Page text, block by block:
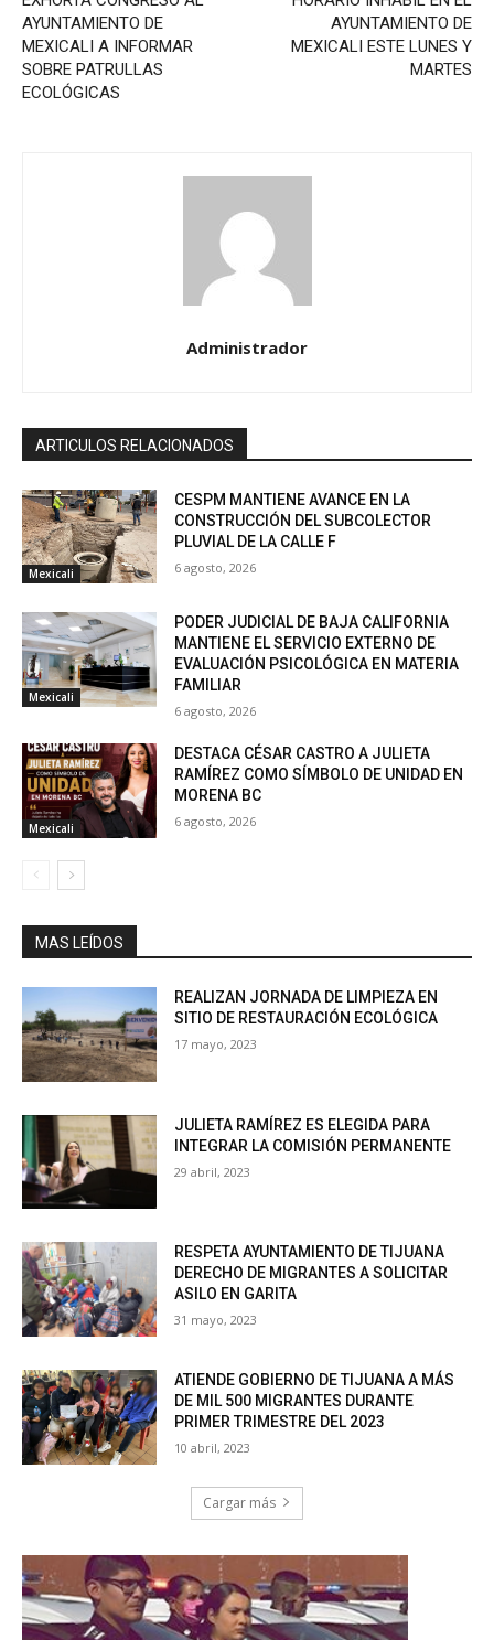
AYUNTAMIENTO DE
MEXICALI A INFORMAR
SOBRE PATRULLAS
ECOLÓGICAS
AYUNTAMIENTO DE
MEXICALI ESTE LUNES Y
MARTES
Administrador
ARTICULOS RELACIONADOS
Mexicali
CESPM MANTIENE AVANCE EN LA
CONSTRUCCIÓN DEL SUBCOLECTOR
PLUVIAL DE LA CALLE F
6 agosto, 2026
Mexicali
PODER JUDICIAL DE BAJA CALIFORNIA
MANTIENE EL SERVICIO EXTERNO DE
EVALUACIÓN PSICOLÓGICA EN MATERIA
FAMILIAR
6 agosto, 2026
Mexicali
DESTACA CÉSAR CASTRO A JULIETA
RAMÍREZ COMO SÍMBOLO DE UNIDAD EN
MORENA BC
6 agosto, 2026
MAS LEÍDOS
REALIZAN JORNADA DE LIMPIEZA EN
SITIO DE RESTAURACIÓN ECOLÓGICA
17 mayo, 2023
JULIETA RAMÍREZ ES ELEGIDA PARA
INTEGRAR LA COMISIÓN PERMANENTE
29 abril, 2023
RESPETA AYUNTAMIENTO DE TIJUANA
DERECHO DE MIGRANTES A SOLICITAR
ASILO EN GARITA
31 mayo, 2023
ATIENDE GOBIERNO DE TIJUANA A MÁS
DE MIL 500 MIGRANTES DURANTE
PRIMER TRIMESTRE DEL 2023
10 abril, 2023
Cargar más